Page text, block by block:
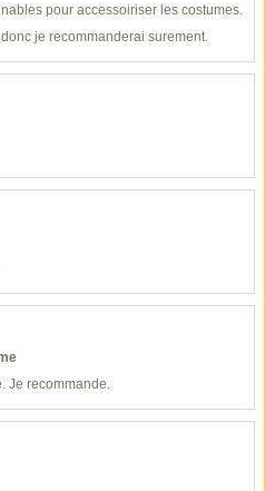
pour accessoiriser les costumes.
je recommanderai surement.
Je recommande.